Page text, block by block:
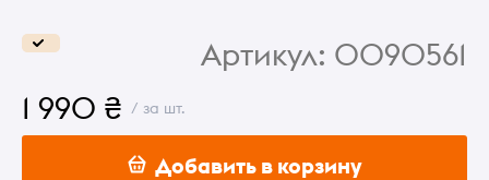
Артикул: 0090561
1 990 ₴ / за шт.
Добавить в корзину